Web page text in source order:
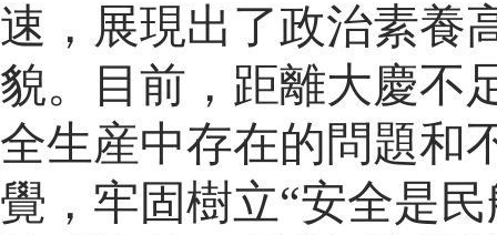
速，展現出了政治素養
貌。目前，距離大慶不
全生産中存在的問題和
覺，牢固樹立“安全是